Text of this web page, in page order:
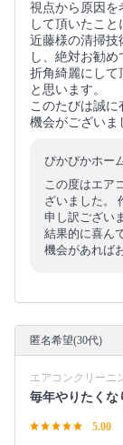
視点から原因を
して頂いたこと
近藤様の清掃技
し、絶対お勧め
折角綺麗にして
と思います。
このたびは誠に
機会がございま
ぴかぴかホー
この度はエア
ざいました。
申し訳ござい
結果的に喜ん
機会があれば
匿名希望(30代)
エアコンクリーニ
毎年やりたくな
5.00